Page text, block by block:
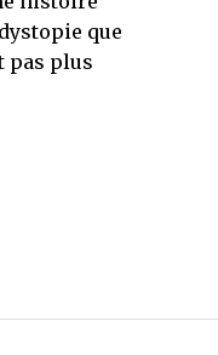
que
pas plus